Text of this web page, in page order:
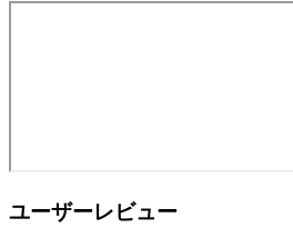
ユーザーレビュー